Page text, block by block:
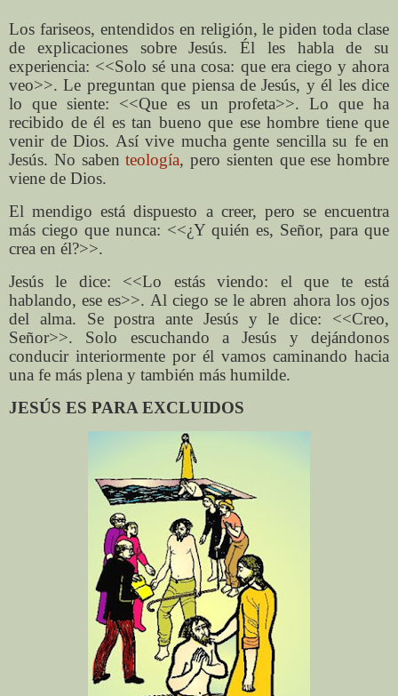
Los fariseos, entendidos en religión, le piden toda clase
de explicaciones sobre Jesús. Él les habla de su
experiencia: <<Solo sé una cosa: que era ciego y ahora
veo>>. Le preguntan que piensa de Jesús, y él les dice
lo que siente: <<Que es un profeta>>. Lo que ha
recibido de él es tan bueno que ese hombre tiene que
venir de Dios. Así vive mucha gente sencilla su fe en
Jesús. No sabenteología, pero sienten que ese hombre
viene de Dios.
El mendigo está dispuesto a creer, pero se encuentra
más ciego que nunca: <<¿Y quién es, Señor, para que
crea en él?>>.
Jesús le dice: <<Lo estás viendo: el que te está
hablando, ese es>>. Al ciego se le abren ahora los ojos
del alma. Se postra ante Jesús y le dice: <<Creo,
Señor>>. Solo escuchando a Jesús y dejándonos
conducir interiormente por él vamos caminando hacia
una fe más plena y también más humilde.
JESÚS ES PARA EXCLUIDOS